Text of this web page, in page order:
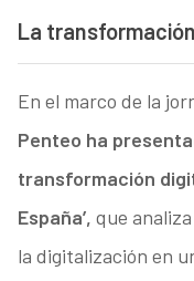
La
En el marco de la
Penteo ha
transformación
España’, que
la digitalización en